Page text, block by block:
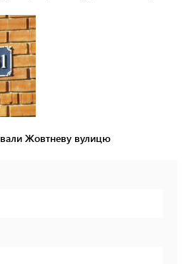
Жовтневу вулицю